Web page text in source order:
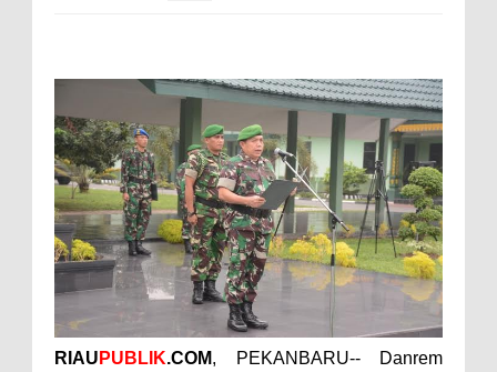
RIAU PUBLIK.COM, PEKANBARU-- Danrem